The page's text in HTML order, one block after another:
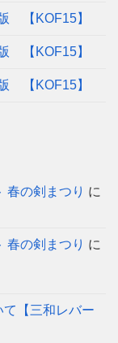
【KOF15】
【KOF15】
【KOF15】
春の剣まつり に
春の剣まつり に
て【三和レバー